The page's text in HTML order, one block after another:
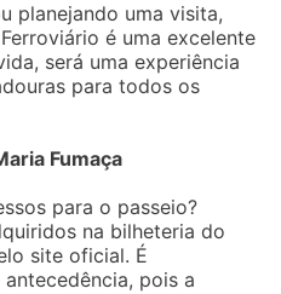
planejando uma visita,
é uma excelente
será uma experiência
para todos os
Fumaça
para o passeio?
na bilheteria do
site oficial. É
pois a